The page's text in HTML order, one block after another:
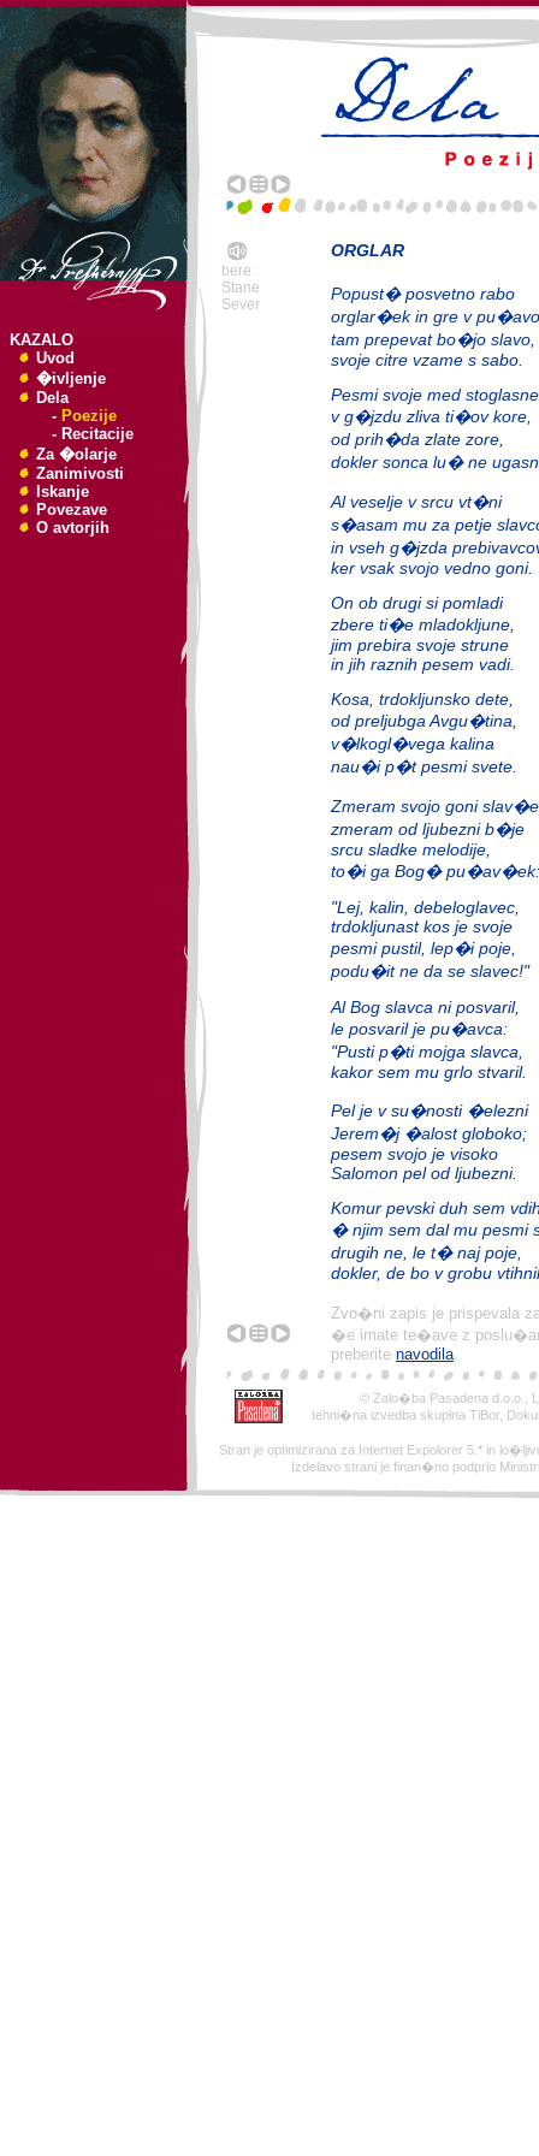
KAZALO
Uvod
�ivljenje
Dela
- Poezije
- Recitacije
Za �olarje
Zanimivosti
Iskanje
Povezave
O avtorjih
ORGLAR
bere:
Stane
Sever
Popust� posvetno rabo
orglar�ek in gre v
tam prepevat bo�jo slavo,
svoje citre vzame s sabo.
Pesmi svoje med stoglasne
v g�jzdu zliva ti�ov kore,
od prih�da zlate zore,
dokler sonca lu� ne
Al veselje v srcu vt�ni
s�asam mu za petje
in vseh g�jzda
ker vsak svojo vedno goni.
On ob drugi si pomladi
zbere ti�e mladokljune,
jim prebira svoje strune
in jih raznih pesem vadi.
Kosa, trdokljunsko dete,
od preljubga Avgu�tina,
v�lkogl�vega kalina
nau�i p�t pesmi svete.
Zmeram svojo goni
zmeram od ljubezni b�je
srcu sladke melodije,
to�i ga Bog� pu�av�ek:
"Lej, kalin, debeloglavec,
trdokljunast kos je svoje
pesmi pustil, lep�i poje,
podu�it ne da se slavec!"
Al Bog slavca ni posvaril,
le posvaril je pu�avca:
"Pusti p�ti mojga slavca,
kakor sem mu grlo stvaril.
Pel je v su�nosti �elezni
Jerem�j �alost globoko;
pesem svojo je visoko
Salomon pel od ljubezni.
Komur pevski duh sem
� njim sem dal mu pesmi
drugih ne, le t� naj poje,
dokler, de bo v grobu
Zvo�ni zapis je prispevala
�e imate te�ave z
preberite navodila.
© Zalo�ba Pasadena d.o.o.,
tehni�na izvedba skupina TiBor,
Stran je optimizirana za Internet Expolorer 5.* in
Izdelavo strani je finan�no podprlo